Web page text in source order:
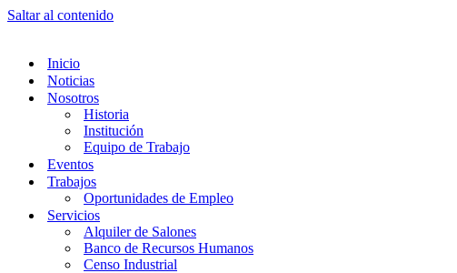
Saltar al contenido
Inicio
Noticias
Nosotros
Historia
Institución
Equipo de Trabajo
Eventos
Trabajos
Oportunidades de Empleo
Servicios
Alquiler de Salones
Banco de Recursos Humanos
Censo Industrial